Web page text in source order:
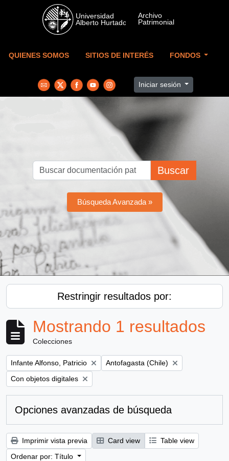
Skip to main content
QUIENES SOMOS SITIOS DE INTERÉS FONDOS
Iniciar sesión
Buscar
Búsqueda Avanzada »
Restringir resultados por:
Mostrando 1 resultados
Colecciones
Remove filter:
Infante Alfonso, Patricio Remove filter:
Antofagasta (Chile)
Remove filter:
Con objetos digitales
Opciones avanzadas de búsqueda
Imprimir vista previa Card view
Table view
Ordenar por: Título